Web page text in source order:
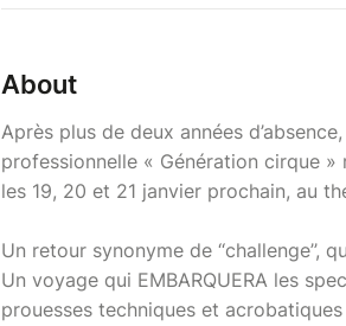
About
Après plus de deux années
professionnelle « Génération cirque
les 19, 20 et 21 janvier prochain, au
Un retour synonyme de ‘‘challenge’’,
Un voyage qui EMBARQUERA les
prouesses techniques et